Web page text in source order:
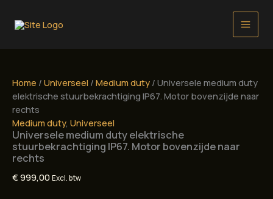
naar
Home / Universeel / Medium duty / Universele medium duty
elektrische stuurbekrachtiging IP67. Motor bovenzijde naar
rechts
Medium duty, Universeel
Universele medium duty elektrische
stuurbekrachtiging IP67. Motor bovenzijde naar
rechts
€ 999,00 Excl. btw